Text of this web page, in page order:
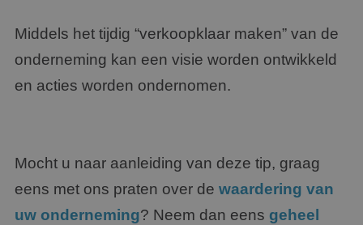
Middels het tijdig “verkoopklaar maken” van de
onderneming kan een visie worden ontwikkeld
en acties worden ondernomen.
Mocht u naar aanleiding van deze tip, graag
eens met ons praten over de waardering van
uw onderneming? Neem dan eens geheel